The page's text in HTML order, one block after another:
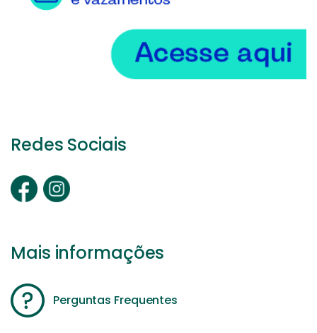
Redes Sociais
Mais informações
Perguntas Frequentes